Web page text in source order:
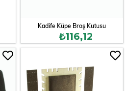
Kadife Küpe Broş Kutusu
₺116,12